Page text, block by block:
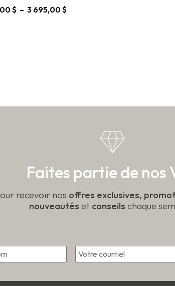
$ – 3 695,00$Plage
Faites partie de nos
recevoir nos offres exclusives,
nouveautés et conseils chaque
Prénom